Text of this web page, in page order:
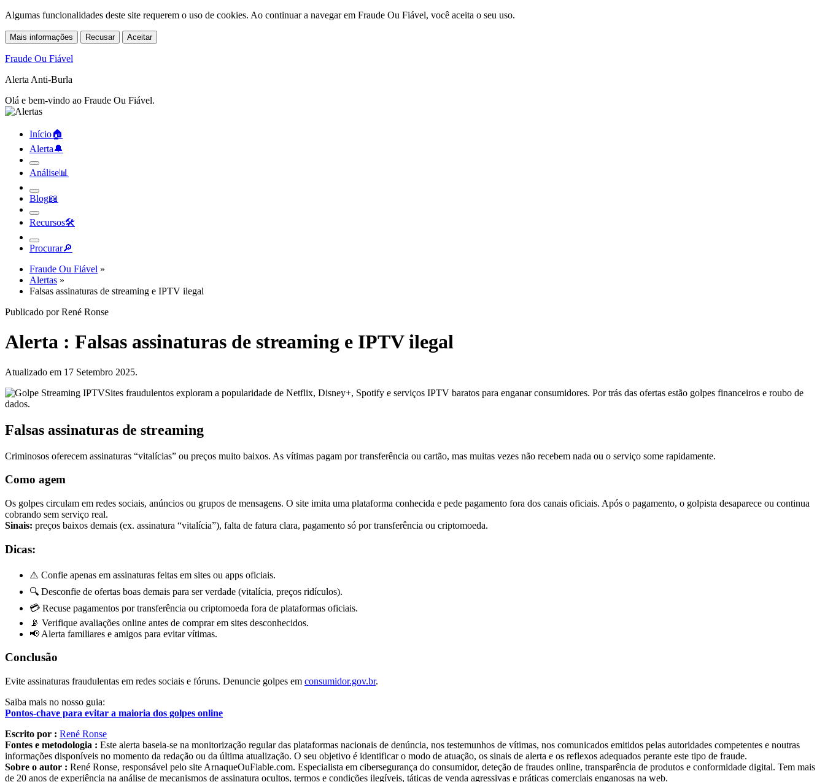
Algumas funcionalidades deste site requerem o uso de cookies. Ao continuar a navegar em Fraude Ou Fiável, você aceita o seu uso.
Mais informações Recusar Aceitar
Fraude Ou Fiável
Alerta Anti-Burla
Olá e bem-vindo ao Fraude Ou Fiável.
Início🏠︎
Alerta🔔︎
Análise📊︎
Blog📖︎
Recursos🛠︎
Procurar🔎︎
Fraude Ou Fiável »
Alertas »
Falsas assinaturas de streaming e IPTV ilegal
Publicado por René Ronse
Alerta : Falsas assinaturas de streaming e IPTV ilegal
Atualizado em 17 Setembro 2025.
Sites fraudulentos exploram a popularidade de Netflix, Disney+, Spotify e serviços IPTV baratos para enganar consumidores. Por trás das ofertas estão golpes financeiros e roubo de
dados.
Falsas assinaturas de streaming
Criminosos oferecem assinaturas “vitalícias” ou preços muito baixos. As vítimas pagam por transferência ou cartão, mas muitas vezes não recebem nada ou o serviço some rapidamente.
Como agem
Os golpes circulam em redes sociais, anúncios ou grupos de mensagens. O site imita uma plataforma conhecida e pede pagamento fora dos canais oficiais. Após o pagamento, o golpista desaparece ou continua
cobrando sem serviço real.
Sinais: preços baixos demais (ex. assinatura “vitalícia”), falta de fatura clara, pagamento só por transferência ou criptomoeda.
Dicas:
⚠️ Confie apenas em assinaturas feitas em sites ou apps oficiais.
🔍 Desconfie de ofertas boas demais para ser verdade (vitalícia, preços ridículos).
💳 Recuse pagamentos por transferência ou criptomoeda fora de plataformas oficiais.
📡 Verifique avaliações online antes de comprar em sites desconhecidos.
📢 Alerta familiares e amigos para evitar vítimas.
Conclusão
Evite assinaturas fraudulentas em redes sociais e fóruns. Denuncie golpes em consumidor.gov.br.
Saiba mais no nosso guia:
Pontos-chave para evitar a maioria dos golpes online
Escrito por : René Ronse
Fontes e metodologia : Este alerta baseia-se na monitorização regular das plataformas nacionais de denúncia, nos testemunhos de vítimas, nos comunicados emitidos pelas autoridades competentes e noutras
informações disponíveis no momento da redação ou da última atualização. O seu objetivo é identificar o modo de atuação, os sinais de alerta e os reflexos adequados perante este tipo de fraude.
Sobre o autor : René Ronse, responsável pelo site ArnaqueOuFiable.com. Especialista em cibersegurança do consumidor, deteção de fraudes online, transparência de produtos e conformidade digital. Tem mais
de 20 anos de experiência na análise de mecanismos de assinatura ocultos, termos e condições ilegíveis, táticas de venda agressivas e práticas comerciais enganosas na web.